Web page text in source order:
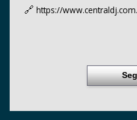
🔗 https://